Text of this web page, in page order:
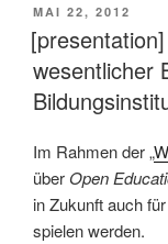
VERÖFFENTLICHT
AM
MAI 22, 2012
wesentlicher
Im Rahmen der „
über Open
in Zukunft auch
spielen werden.